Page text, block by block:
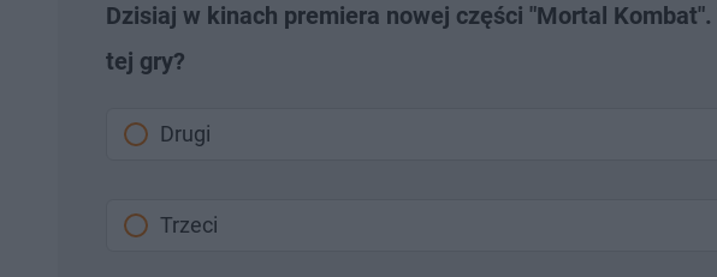
Dzisiaj w kinach premiera nowej części "Mortal
tej gry?
Drugi
Trzeci